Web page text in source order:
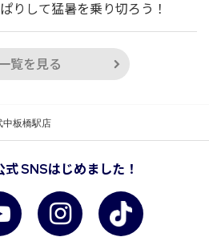
中板橋駅店
覧を見る
りして猛暑を乗り切ろう！
SNSはじめました！